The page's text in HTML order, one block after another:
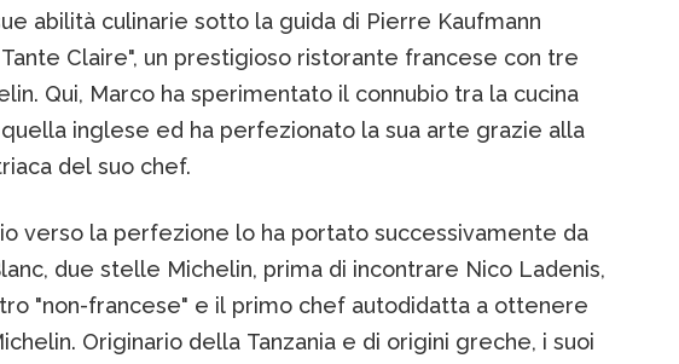
abilità culinarie sotto la guida di Pierre Kaufmann
Claire", un prestigioso ristorante francese con tre
Qui, Marco ha sperimentato il connubio tra la cucina
inglese ed ha perfezionato la sua arte grazie alla
del suo chef.
verso la perfezione lo ha portato successivamente da
due stelle Michelin, prima di incontrare Nico Ladenis,
"non-francese" e il primo chef autodidatta a ottenere
Originario della Tanzania e di origini greche, i suoi